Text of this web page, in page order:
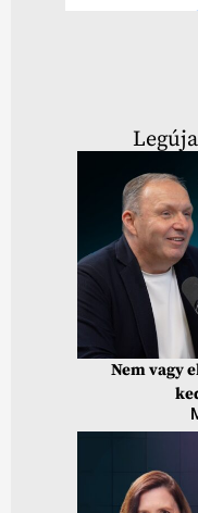
Nem vagy